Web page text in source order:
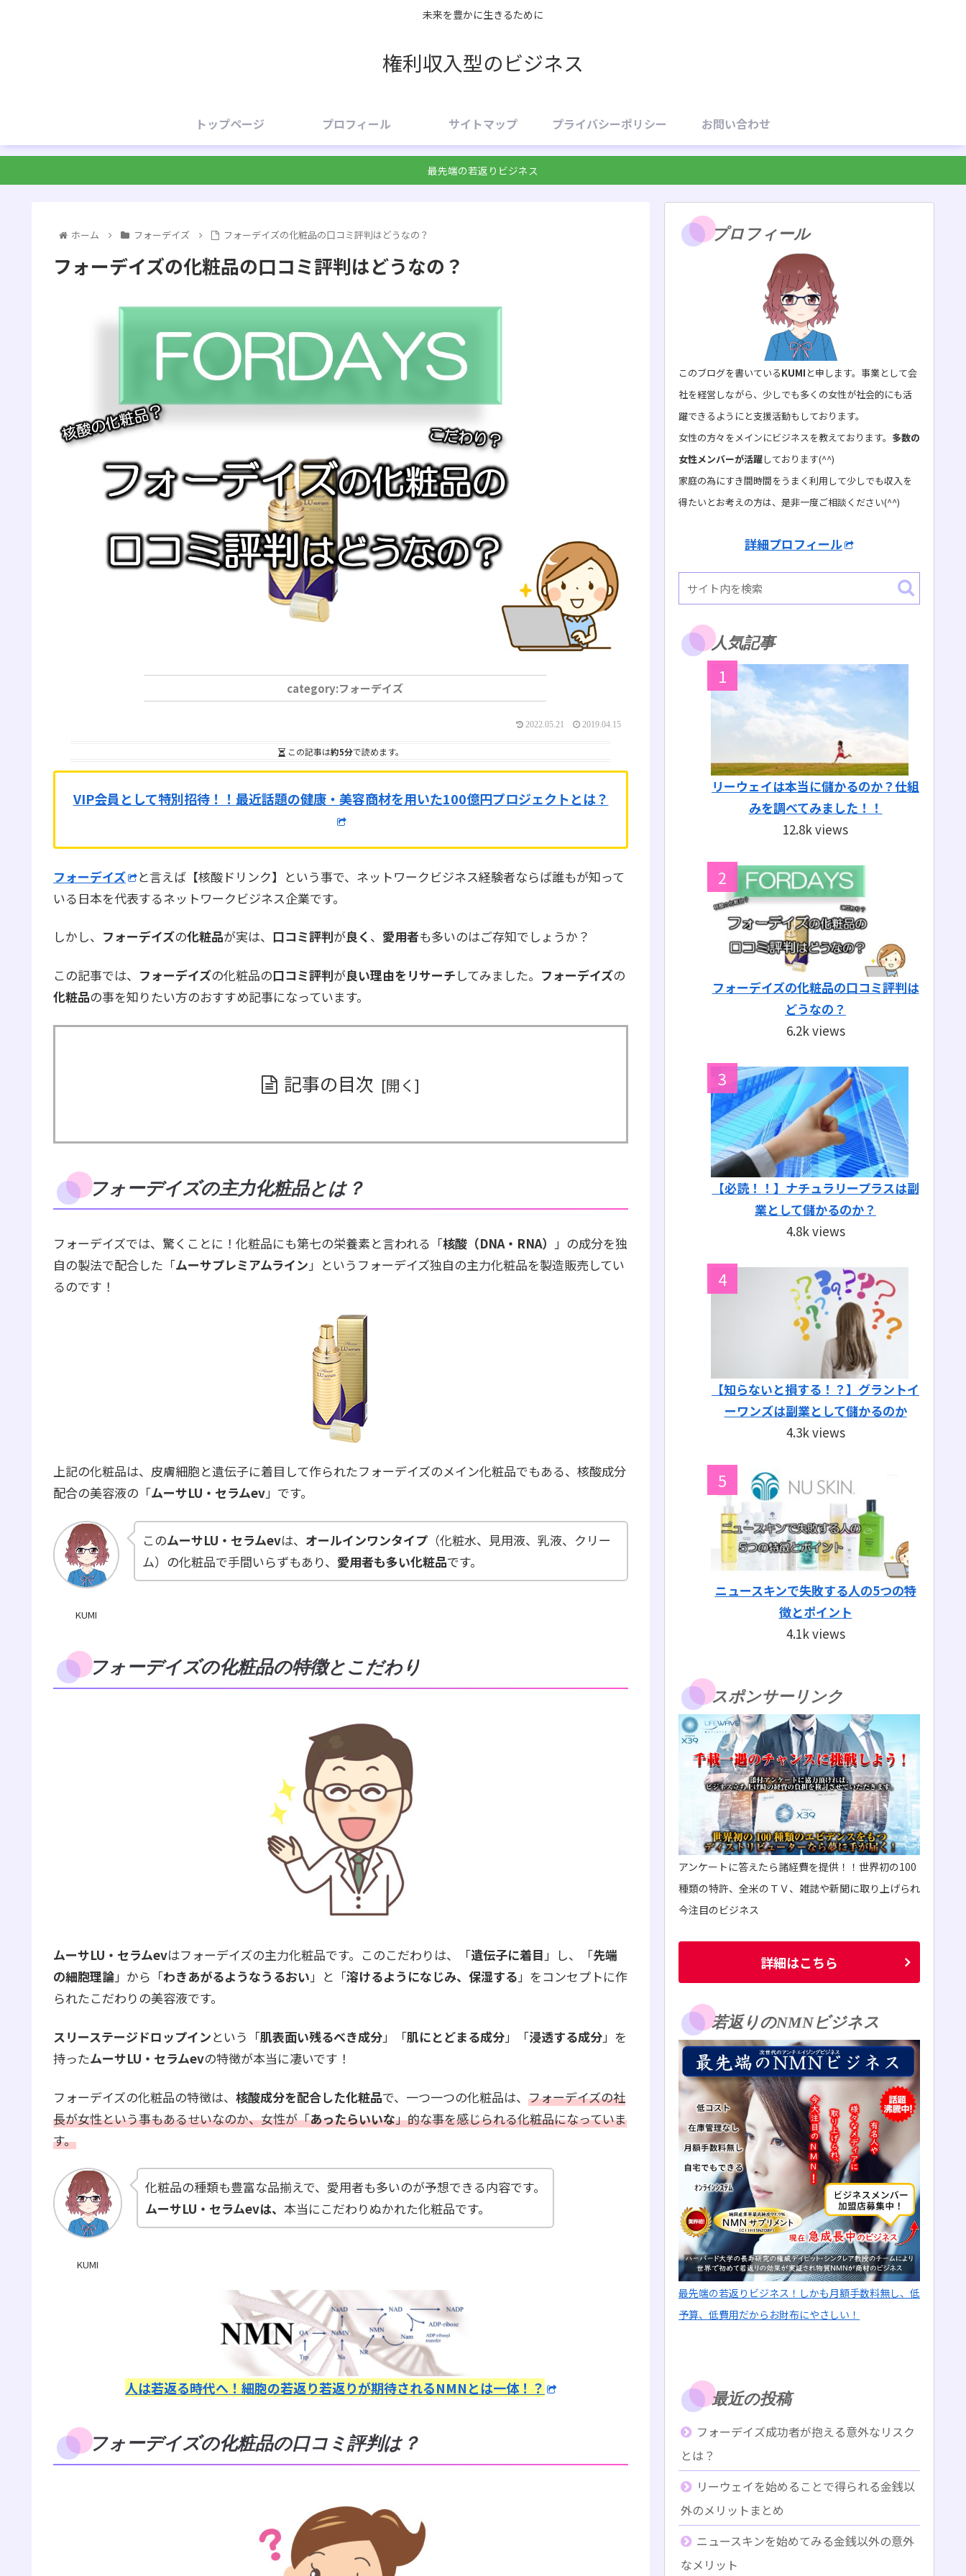
未来を豊かに生きるために
権利収入型のビジネス
トップページ プロフィール サイトマップ プライバシーポリシー お問い合わせ
最先端の若返りビジネス
ホーム フォーデイズ フォーデイズの化粧品の口コミ評判はどうなの？
フォーデイズの化粧品の口コミ評判はどうなの？
フォーデイズ
2022.05.21 2019.04.15
この記事は約5分で読めます。
VIP会員として特別招待！！ 最近話題の健康・美容商材を用いた100億円プロジェクトとは？
フォーデイズ
と言えば【核酸ドリンク】という事で、ネットワークビジネス経験者ならば誰もが知って
いる日本を代表するネットワークビジネス企業です。
しかし、 フォーデイズの化粧品が実は、 口コミ評判が良く 、 愛用者も多いのはご存知でしょうか？
この記事では、 フォーデイズの化粧品の口コミ評判が良い理由をリサーチ してみました。 フォーデイズの
化粧品の事を知りたい方のおすすめ記事になっています。
記事の目次
フォーデイズの主力化粧品とは？
フォーデイズでは、驚くことに！化粧品にも第七の栄養素と言われる「核酸（DNA・RNA） 」の成分を独
自の製法で配合した「ムーサプレミアムライン 」というフォーデイズ独自の主力化粧品を製造販売してい
るのです！
上記の化粧品は、皮膚細胞と遺伝子に着目して作られたフォーデイズのメイン化粧品でもある、核酸成分
配合の美容液の「ムーサLU・セラムev」です。
KUMI
このムーサLU・セラムevは、 オールインワンタイプ （化粧水、見用液、乳液、クリー
ム）の化粧品で手間いらずもあり、 愛用者も多い化粧品です。
フォーデイズの化粧品の特徴とこだわり
ムーサLU・セラムevはフォーデイズの主力化粧品です。このこだわりは、「遺伝子に着目」し、「先端
の細胞理論」から「わきあがるようなうるおい」と「溶けるようになじみ、保湿する」をコンセプトに作
られたこだわりの美容液です。
スリーステージドロップインという「肌表面い残るべき成分」「肌にとどまる成分」「浸透する成分」を
持ったムーサLU・セラムevの特徴が本当に凄いです！
フォーデイズの化粧品の特徴は、 核酸成分を配合した化粧品で、一つ一つの化粧品は、 フォーデイズの社
長が女性という事もあるせいなのか、女性が「あったらいいな」的な事を感じられる化粧品になっていま
す。
KUMI
化粧品の種類も豊富な品揃えで、愛用者も多いのが予想できる内容です。
ムーサLU・セラムevは、 本当にこだわりぬかれた化粧品です。
人は若返る時代へ！細胞の若返り若返りが期待されるNMNとは一体！？
フォーデイズの化粧品の口コミ評判は？
プロフィール
このブログを書いているKUMI と申します。事業として会
社を経営しながら、少しでも多くの女性が社会的にも活
躍できるようにと支援活動もしております。
女性の方々をメインにビジネスを教えております。 多数の
女性メンバーが活躍しております(^^)
家庭の為にすき間時間をうまく利用して少しでも収入を
得たいとお考えの方は、是非一度ご相談ください(^^)
詳細プロフィール
人気記事
リーウェイは本当に儲かるのか？仕組
みを調べてみました！！
12.8k views
フォーデイズの化粧品の口コミ評判は
どうなの？
6.2k views
【必読！！】ナチュラリープラスは副
業として儲かるのか？
4.8k views
【知らないと損する！？】グラントイ
ーワンズは副業として儲かるのか
4.3k views
ニュースキンで失敗する人の5つの特
徴とポイント
4.1k views
スポンサーリンク
アンケートに答えたら諸経費を提供！！世界初の100
種類の特許、全米のＴＶ、雑誌や新聞に取り上げられ
今注目のビジネス
詳細はこちら
若返りのNMNビジネス
最先端の若返りビジネス！しかも月額手数料無し、低
予算、低費用だからお財布にやさしい！
最近の投稿
フォーデイズ成功者が抱える意外なリスク
とは？
リーウェイを始めることで得られる金銭以
外のメリットまとめ
ニュースキンを始めてみる金銭以外の意外
なメリット